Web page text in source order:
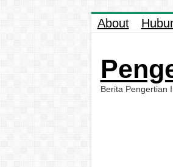
About
Berita Pengertian